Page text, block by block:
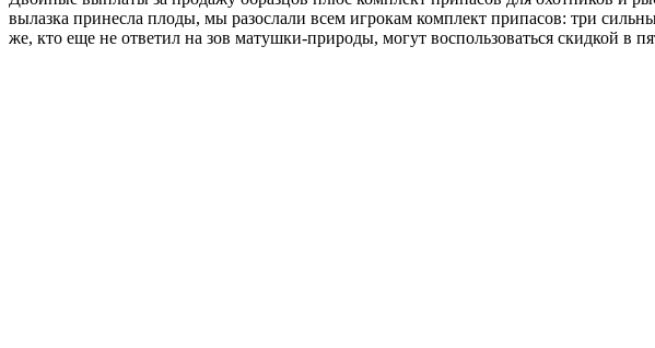
вылазка принесла плоды, мы разослали всем игрокам комплект припасов: три
же, кто еще не ответил на зов матушки-природы, могут воспользоваться скидкой в